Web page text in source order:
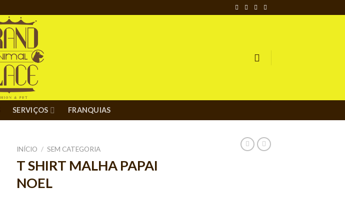
SERVIÇOS FRANQUIAS
INÍCIO / SEM CATEGORIA
T SHIRT MALHA PAPAI
NOEL